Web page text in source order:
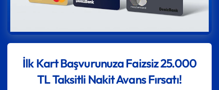
İlk Kart Başvurunuza Faizsiz 25.000
TL Taksitli Nakit Avans Fırsatı!